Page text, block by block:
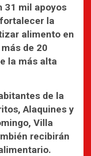
31 mil apoyos
la
alimento en
de 20
la más alta
de la
Alaquines y
Villa
recibirán